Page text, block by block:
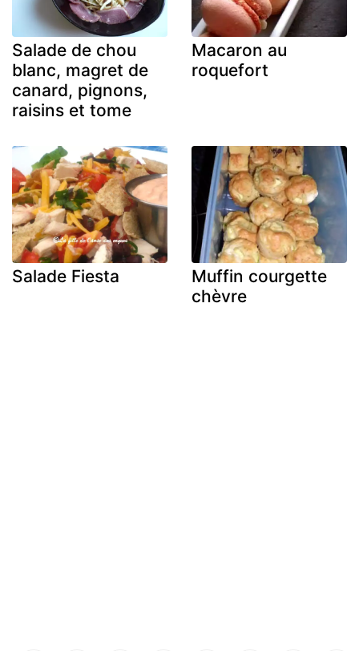
Salade de chou
blanc, magret de
canard, pignons,
raisins et tome
Macaron au
roquefort
Salade Fiesta
Muffin courgette
chèvre